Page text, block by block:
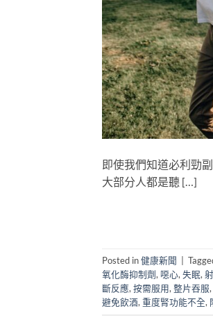
即使我們知道必利勁
大部分人都是聽 […]
Posted in健康新聞
氧化酶抑制劑, 噁心,失眠,
斷反應,按需服用,整片吞服,
避免飲酒,重度腎功能不全,